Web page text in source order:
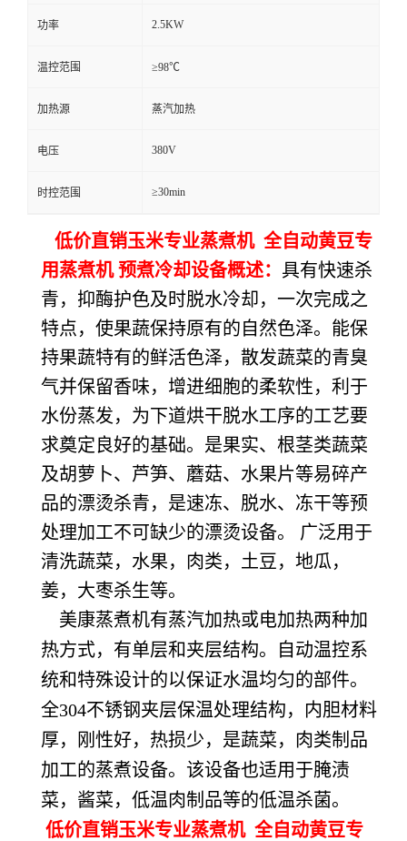
功率 2.5KW
温控范围 ≥98℃
加热源 蒸汽加热
电压 380V
时控范围 ≥30min
低价直销玉米专业蒸煮机 全自动黄豆专
用蒸煮机 预煮冷却设备概述： 具有快速杀
青，抑酶护色及时脱水冷却，一次完成之
特点，使果蔬保持原有的自然色泽。能保
持果蔬特有的鲜活色泽，散发蔬菜的青臭
气并保留香味，增进细胞的柔软性，利于
水份蒸发，为下道烘干脱水工序的工艺要
求奠定良好的基础。是果实、根茎类蔬菜
及胡萝卜、芦笋、蘑菇、水果片等易碎产
品的漂烫杀青，是速冻、脱水、冻干等预
处理加工不可缺少的漂烫设备。 广泛用于
清洗蔬菜，水果，肉类，土豆，地瓜，
姜，大枣杀生等。
美康蒸煮机有蒸汽加热或电加热两种加
热方式，有单层和夹层结构。自动温控系
统和特殊设计的以保证水温均匀的部件。
全304不锈钢夹层保温处理结构，内胆材料
厚，刚性好，热损少，是蔬菜，肉类制品
加工的蒸煮设备。该设备也适用于腌渍
菜，酱菜，低温肉制品等的低温杀菌。
低价直销玉米专业蒸煮机 全自动黄豆专